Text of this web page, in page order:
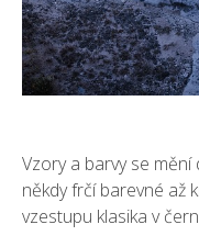
Vzory a barvy se
někdy frčí barevné až
vzestupu klasika v